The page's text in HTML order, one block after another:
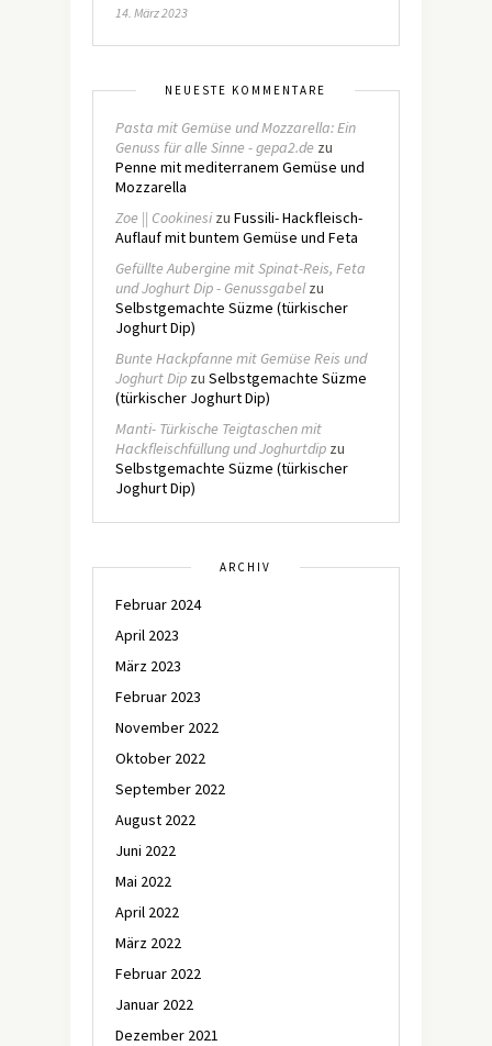
14. März 2023
NEUESTE KOMMENTARE
Pasta mit Gemüse und Mozzarella: Ein
Genuss für alle Sinne - gepa2.de zu
Penne mit mediterranem Gemüse und
Mozzarella
Zoe || Cookinesizu Fussili- Hackfleisch-
Auflauf mit buntem Gemüse und Feta
Gefüllte Aubergine mit Spinat-Reis, Feta
und Joghurt Dip - Genussgabelzu
Selbstgemachte Süzme (türkischer
Joghurt Dip)
Bunte Hackpfanne mit Gemüse Reis und
Joghurt Dip zu Selbstgemachte Süzme
(türkischer Joghurt Dip)
Manti- Türkische Teigtaschen mit
Hackfleischfüllung und Joghurtdip zu
Selbstgemachte Süzme (türkischer
Joghurt Dip)
ARCHIV
Februar 2024
April 2023
März 2023
Februar 2023
November 2022
Oktober 2022
September 2022
August 2022
Juni 2022
Mai 2022
April 2022
März 2022
Februar 2022
Januar 2022
Dezember 2021